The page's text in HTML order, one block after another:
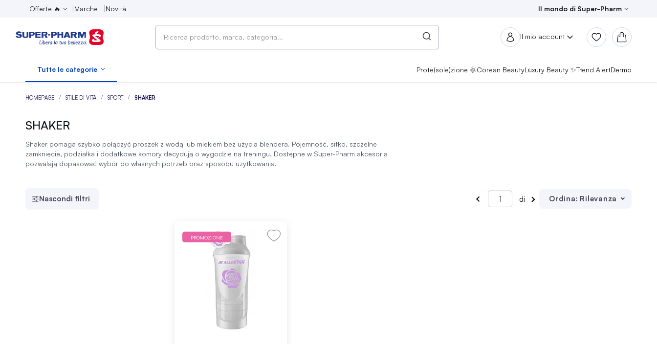
Offerte 🔥 Marche Novità Il mondo di Super-Pharm
Il mio account
Tutte le categorie Prote(sole)zione 🌞Corean BeautyLuxury Beauty ✨Trend AlertDermo
HOMEPAGE STILE DI VITA SPORT SHAKER
SHAKER
Shaker pomaga szybko połączyć proszek z wodą lub mlekiem bez użycia blendera. Pojemność, sitko, szczelne
zamknięcie, podziałka i dodatkowe komory decydują o wygodzie na treningu. Dostępne w Super-Pharm akcesoria
pozwalają dopasować wybór do własnych potrzeb oraz sposobu użytkowania.
Nascondi filtri di Ordina: Rilevanza
PROMOZIONE